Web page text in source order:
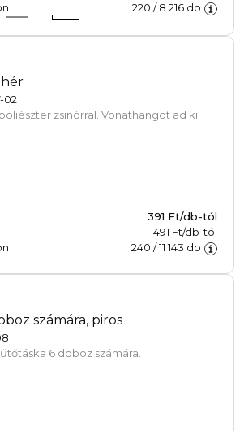
220 /8 216 db
02
zsinórral. Vonathangot ad ki.
391 Ft/db-tól
491 Ft/db-tól
240 /11 143 db
számára, piros
6 doboz számára.